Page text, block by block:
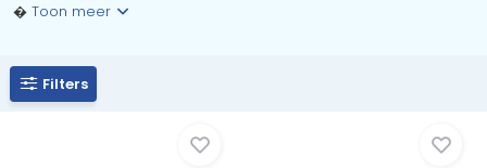
� Toon meer
Filters